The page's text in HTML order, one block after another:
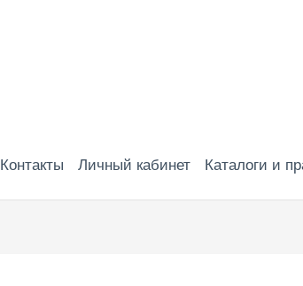
Контакты Личный кабинет Каталоги и